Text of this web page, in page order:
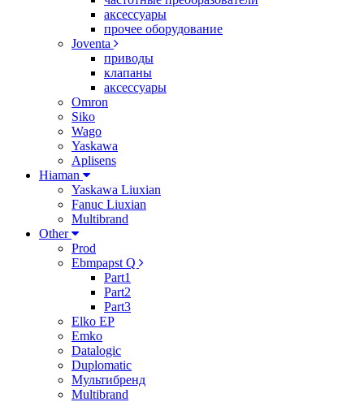
аксессуары
прочее оборудование
Joventa
приводы
клапаны
аксессуары
Omron
Siko
Wago
Yaskawa
Aplisens
Hiaman
Yaskawa Liuxian
Fanuc Liuxian
Multibrand
Other
Prod
Ebmpapst Q
Part1
Part2
Part3
Elko EP
Emko
Datalogic
Duplomatic
Мультибренд
Multibrand